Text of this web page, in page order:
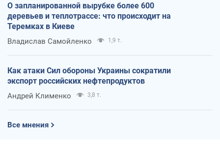
О запланированной вырубке более 600
деревьев и теплотрассе: что происходит на
Теремках в Киеве
Владислав Самойленко 1,9 т.
Как атаки Сил обороны Украины сократили
экспорт российских нефтепродуктов
Андрей Клименко 3,8 т.
Все мнения